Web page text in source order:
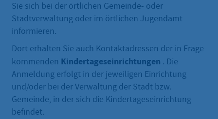
Sie sich bei der örtlichen Gemeinde- oder
Stadtverwaltung oder im örtlichen Jugendamt
informieren.
Dort erhalten Sie auch Kontaktadressen der in Frage
kommenden Kindertageseinrichtungen . Die
Anmeldung erfolgt in der jeweiligen Einrichtung
und/oder bei der Verwaltung der Stadt bzw.
Gemeinde, in der sich die Kindertageseinrichtung
befindet.